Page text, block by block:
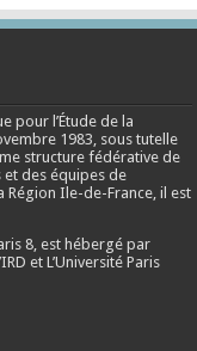
pour l’Étude de la
1983, sous tutelle
structure fédérative de
et des équipes de
Région Ile-de-France, il est
8, est hébergé par
et L’Université Paris